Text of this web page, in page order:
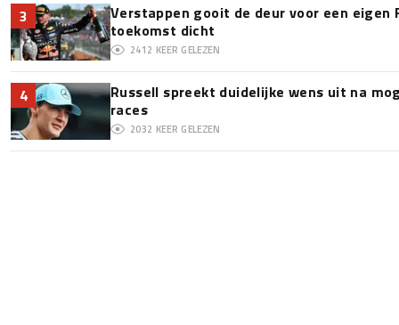
3
Verstappen gooit de deur voor een eigen
toekomst dicht
2412 KEER GELEZEN
4
Russell spreekt duidelijke wens uit na
races
2032 KEER GELEZEN